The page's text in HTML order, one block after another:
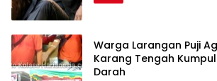
Warga Larangan Puji
Karang Tengah
Darah